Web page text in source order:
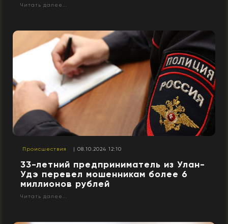
Читать далее...
Происшествия | 08.10.2024 12:10
33-летний предприниматель из Улан-
Удэ перевел мошенникам более 6
миллионов рублей
Читать далее...